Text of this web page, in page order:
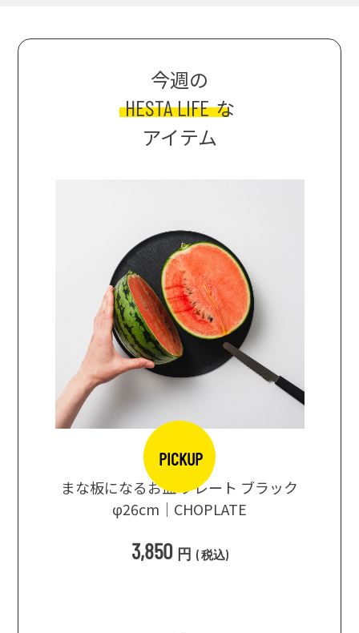
今週の
HESTA LIFE な
アイテム
PICKUP
まな板になるお皿 プレート ブラック
φ26cm｜CHOPLATE
3,850 円 (税込)